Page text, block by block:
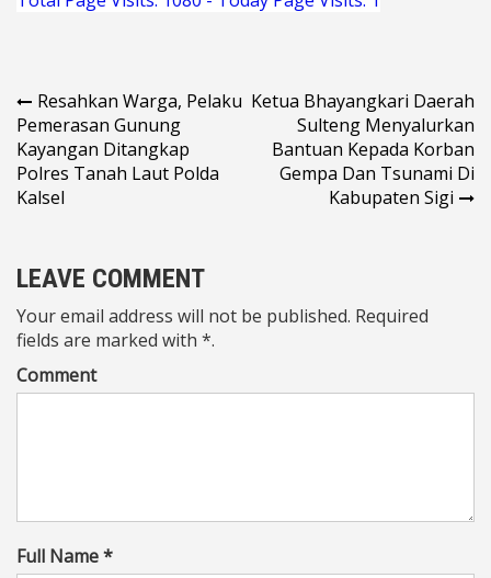
Navigasi
pos
Resahkan Warga, Pelaku
Pemerasan Gunung
Kayangan Ditangkap
Polres Tanah Laut Polda
Kalsel
Ketua Bhayangkari Daerah
Sulteng Menyalurkan
Bantuan Kepada Korban
Gempa Dan Tsunami Di
Kabupaten Sigi
LEAVE COMMENT
Your email address will not be published. Required
fields are marked with *.
Comment
Full Name *